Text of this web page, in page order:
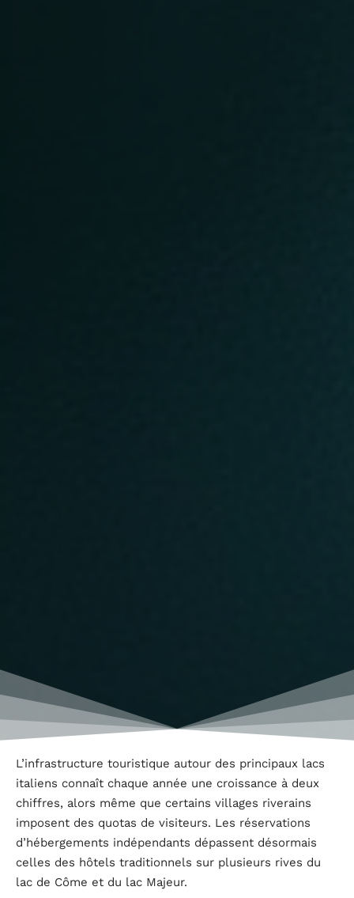
L’infrastructure touristique autour des principaux lacs
italiens connaît chaque année une croissance à deux
chiffres, alors même que certains villages riverains
imposent des quotas de visiteurs. Les réservations
d’hébergements indépendants dépassent désormais
celles des hôtels traditionnels sur plusieurs rives du
lac de Côme et du lac Majeur.